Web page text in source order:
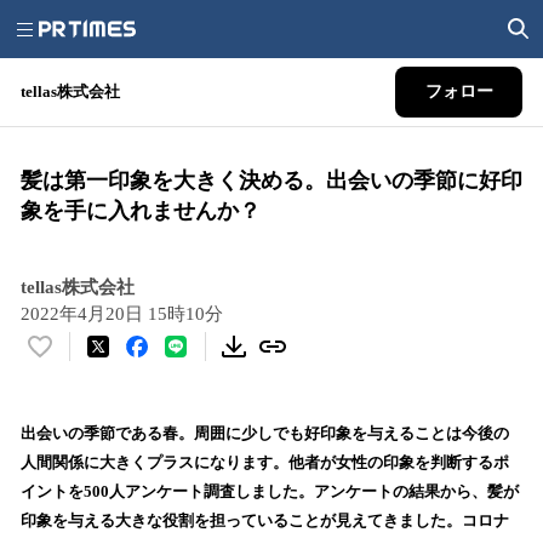
tellas株式会社 フォロー
髪は第一印象を大きく決める。出会いの季節に好印
象を手に入れませんか？
tellas株式会社
2022年4月20日 15時10分
い
！
数
を
読
出会いの季節である春。周囲に少しでも好印象を与えることは今後の
人間関係に大きくプラスになります。他者が女性の印象を判断するポ
イントを500人アンケート調査しました。アンケートの結果から、髪が
印象を与える大きな役割を担っていることが見えてきました。コロナ